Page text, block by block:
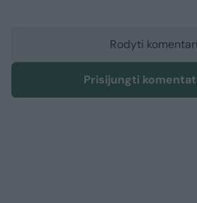
Rodyti
Prisijungti